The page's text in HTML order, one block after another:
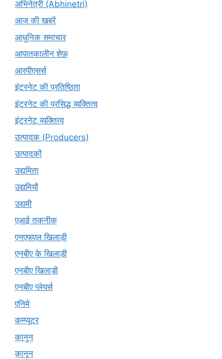
अभिनेत्री (Abhinetri)
आज की खबरें
आधुनिक समाचार
आपातकालीन शेफ़
आरपीएसर्स
इंटरनेट की प्रतिष्ठिता
इंटरनेट की प्रसिद्ध व्यक्तित्व
इंटरनेट व्यक्तित्व
उत्पादक (Producers)
उत्पादकों
उद्यमिता
उद्यमियों
उद्यमी
एआई तकनीक
एनएफएल खिलाड़ी
एनबीए के खिलाड़ी
एनबीए खिलाड़ी
एनबीए प्लेयर्स
एनिमे
कम्प्यूटर
कानुन
क़ानून